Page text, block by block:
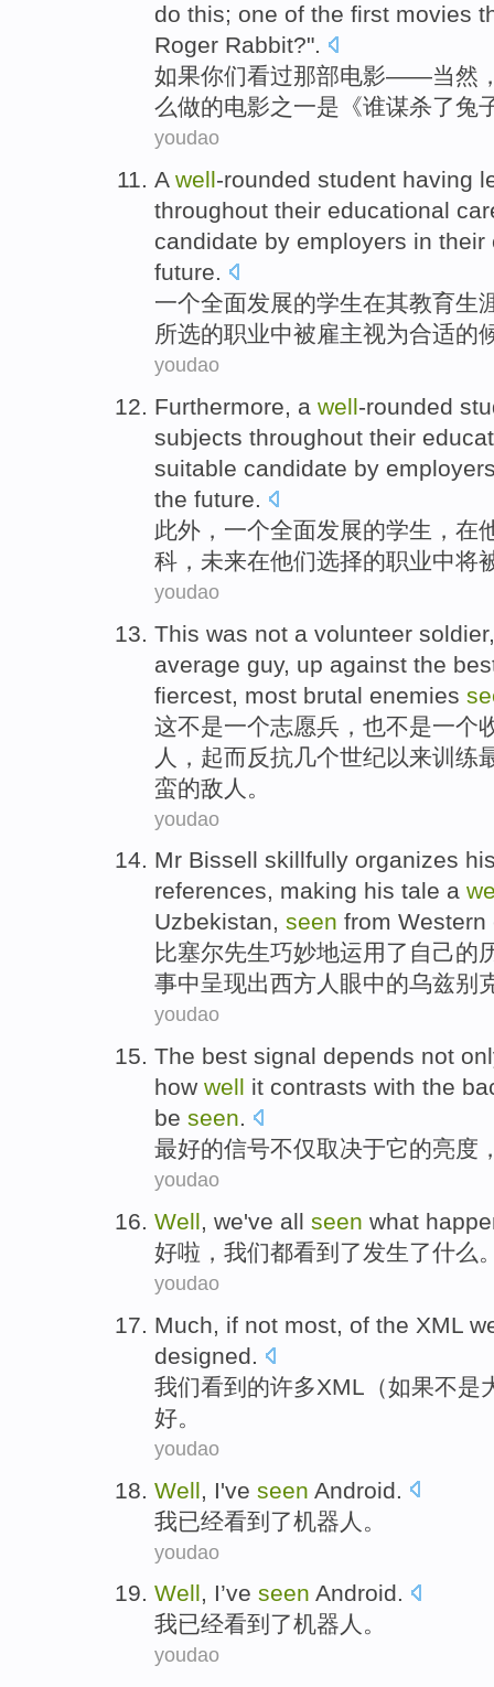
do this; one of the first movies
Roger Rabbit?".
如果你们看过那部电影——当然
么做的电影之一是 《谁谋杀了兔
youdao
A well-rounded student having
throughout their educational
candidate by employers in their
future.
一个全面发展的学生在其教育生
所选的职业中被雇主视为合适的
youdao
Furthermore, a well-rounded
subjects throughout their
suitable candidate by
the future.
此外 ， 一个全面发展的学生 ， 在
科 ，未来在他们选择的职业中将
youdao
This was not a volunteer soldier
average guy, up against the
fiercest most brutal enemies
这不是一个志愿兵 ， 也不是一个
人， 起而反抗 几个世纪以来训练
蛮的敌人 。
youdao
Mr Bissell skillfully organizes
references, making his tale a
Uzbekistan, seen from Western
比塞尔先生巧妙地运用了自己的
事中呈现出西方人眼中的乌兹别
youdao
The best signal depends not
how well it contrasts with the
be seen.
最好的信号不仅取决于它的亮度
youdao
Well, we've all seen what
好啦 ， 我们都看到了发生了什么
youdao
Much, if not most, of the XML
designed.
我们看到 的许多XML （如果不是
好。
youdao
Well I've seen Android
我已经看到了机器人 。
youdao
Well, I’ve seen Android.
我已经看到了机器人 。
youdao